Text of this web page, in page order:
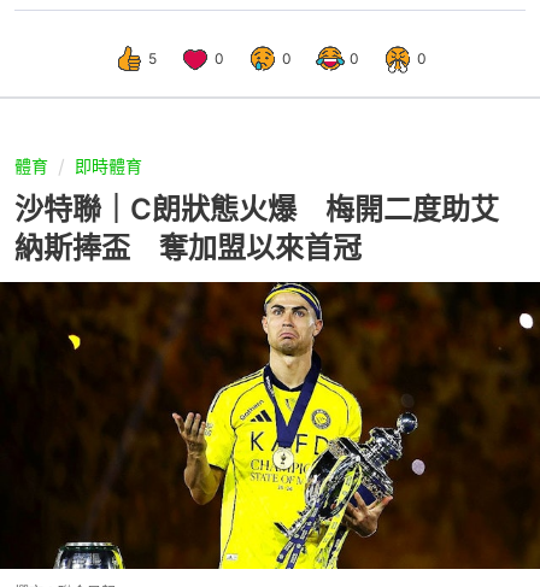
5 0 0 0 0
體育 即時體育
沙特聯｜C朗狀態火爆 梅開二度助艾
納斯捧盃 奪加盟以來首冠